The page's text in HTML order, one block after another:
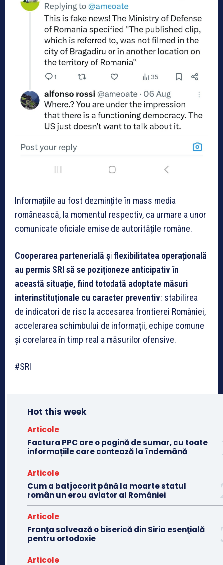
Informațiile au fost dezmințite în mass media
românească, la momentul respectiv, ca urmare a unor
comunicate oficiale emise de autoritățile române.
Cooperarea partenerială și flexibilitatea operațională
au permis SRI să se poziționeze anticipativ în
această situație, fiind totodată adoptate măsuri
interinstituționale cu caracter preventiv: stabilirea
de indicatori de risc la accesarea frontierei României,
accelerarea schimbului de informații, echipe comune
și corelarea în timp real a măsurilor ofensive.
#SRI
Hot this week
Articole
Factura PPC are o pagină de sumar, cu toate
informațiile care contează la îndemână
Articole
Cum a batjocorit până la moarte statul
român un erou aviator al României
Articole
Franţa salvează o biserică din Siria esenţială
pentru ortodoxie
Articole